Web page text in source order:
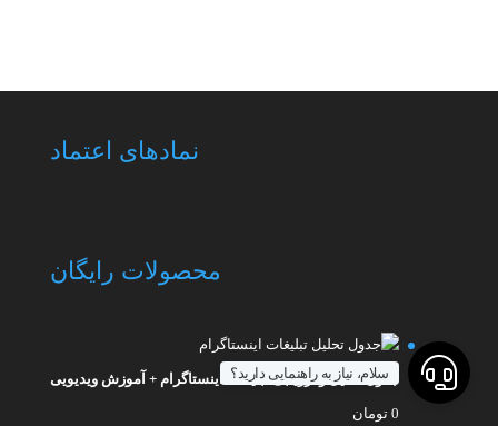
نمادهای اعتماد
محصولات رایگان
جدول تحلیل و ارزیابی تبلیغات اینستاگرام + آموزش ویدیویی
0 تومان
سلام، نیاز به راهنمایی دارید؟